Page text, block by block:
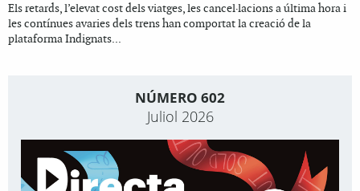
Els retards, l’elevat cost dels viatges, les cancel·lacions a última hora i
les contínues avaries dels trens han comportat la creació de la
plataforma Indignats...
NÚMERO 602
Juliol 2026